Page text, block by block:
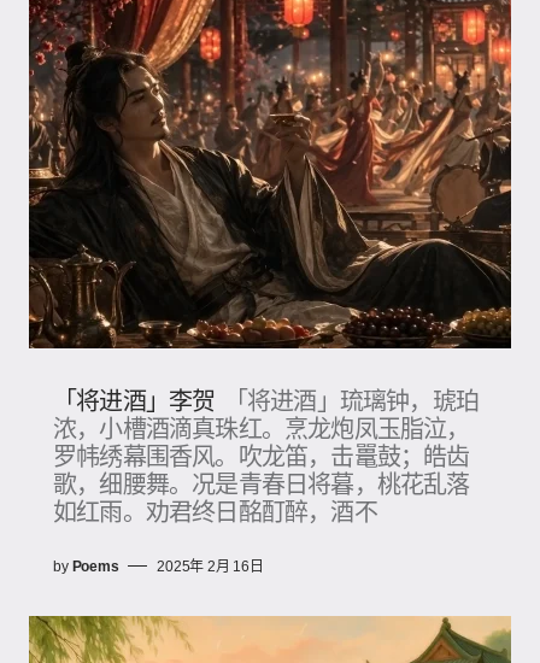
「将进酒」李贺
「将进酒」琉璃钟，琥珀
浓，小槽酒滴真珠红。烹龙炮凤玉脂泣，
罗帏绣幕围香风。吹龙笛，击鼍鼓​；皓齿
歌，细腰舞。况是青春日将暮，桃花乱落
如红雨。劝君终日酩酊醉，酒不
by Poems 2025年 2月 16日